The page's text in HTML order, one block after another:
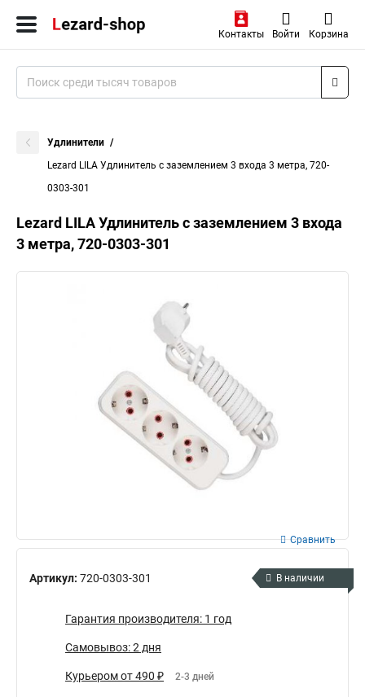
Контакты Войти Корзина
Удлинители
Lezard LILA Удлинитель с заземлением 3 входа 3 метра, 720-
0303-301
Lezard LILA Удлинитель с заземлением 3 входа
3 метра, 720-0303-301
Артикул: 720-0303-301
Сравнить
В наличии
Гарантия производителя: 1 год
Самовывоз: 2 дня
Курьером от 490 ₽ 2-3 дней